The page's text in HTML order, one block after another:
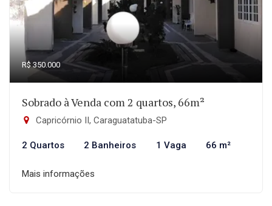
R$ 350.000
Sobrado à Venda com 2 quartos, 66m²
Capricórnio II, Caraguatatuba-SP
2 Quartos 2 Banheiros 1 Vaga 66 m²
Mais informações